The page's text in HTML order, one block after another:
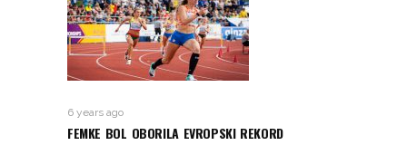
6 years ago
FEMKE BOL OBORILA EVROPSKI REKORD